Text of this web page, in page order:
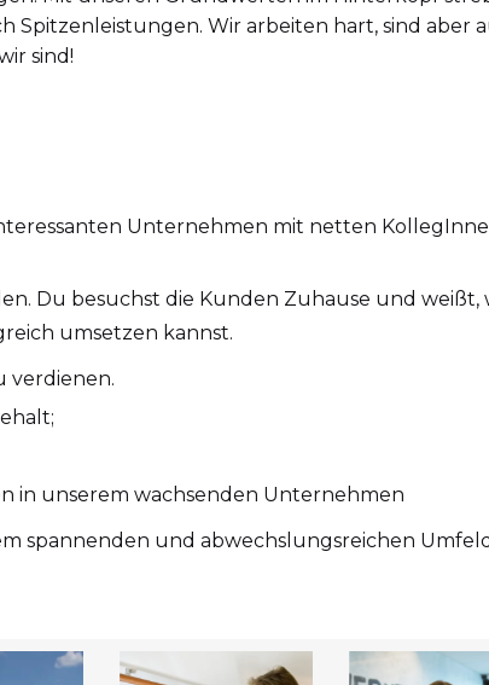
Spitzenleistungen. Wir arbeiten hart, sind aber
sind!
Unternehmen mit netten
Du besuchst die Kunden Zuhause und weißt,
umsetzen kannst.
verdienen.
in unserem wachsenden Unternehmen
spannenden und abwechslungsreichen